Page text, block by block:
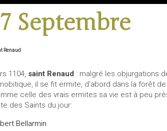
Septembre
Renaud
1104, saint Renaud : malgré les objurgations
il se fit ermite, d'abord dans la forêt
celle des vrais ermites sa vie est à peu
des Saints du jour:
Bellarmin